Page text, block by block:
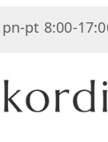
8:00-17:00,